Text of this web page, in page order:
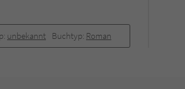
unbekannt Buchtyp: Roman